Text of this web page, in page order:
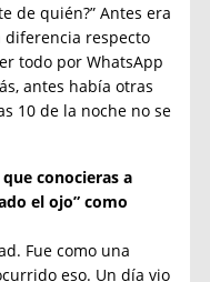
de quién?” Antes era
diferencia respecto
todo por WhatsApp
antes había otras
10 de la noche no se
conocieras a
el ojo” como
Fue como una
eso. Un día vio